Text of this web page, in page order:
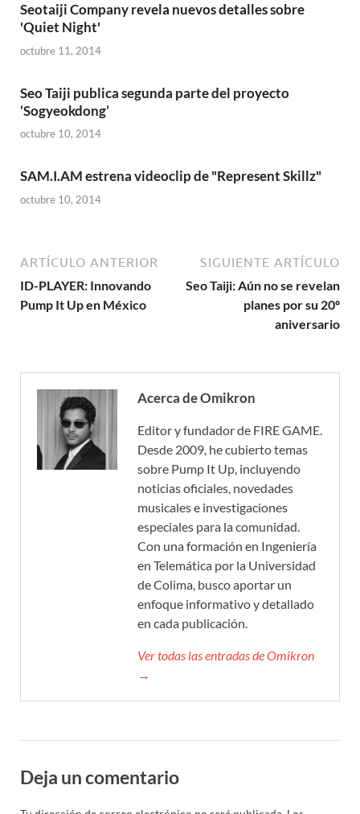
Seotaiji Company revela nuevos detalles sobre
'Quiet Night'
octubre 11, 2014
Seo Taiji publica segunda parte del proyecto
‘Sogyeokdong’
octubre 10, 2014
SAM.I.AM estrena videoclip de "Represent Skillz"
octubre 10, 2014
ARTÍCULO ANTERIOR
ID-PLAYER: Innovando
Pump It Up en México
SIGUIENTE ARTÍCULO
Seo Taiji: Aún no se revelan
planes por su 20º
aniversario
Acerca de Omikron
Editor y fundador de FIRE GAME.
Desde 2009, he cubierto temas
sobre Pump It Up, incluyendo
noticias oficiales, novedades
musicales e investigaciones
especiales para la comunidad.
Con una formación en Ingeniería
en Telemática por la Universidad
de Colima, busco aportar un
enfoque informativo y detallado
en cada publicación.
Ver todas las entradas de Omikron
→
Deja un comentario